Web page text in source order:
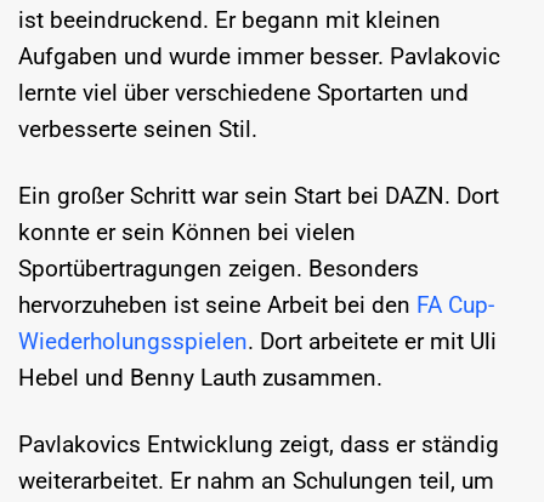
ist beeindruckend. Er begann mit kleinen
Aufgaben und wurde immer besser. Pavlakovic
lernte viel über verschiedene Sportarten und
verbesserte seinen Stil.
Ein großer Schritt war sein Start bei DAZN. Dort
konnte er sein Können bei vielen
Sportübertragungen zeigen. Besonders
hervorzuheben ist seine Arbeit bei den FA Cup-
Wiederholungsspielen. Dort arbeitete er mit Uli
Hebel und Benny Lauth zusammen.
Pavlakovics Entwicklung zeigt, dass er ständig
weiterarbeitet. Er nahm an Schulungen teil, um